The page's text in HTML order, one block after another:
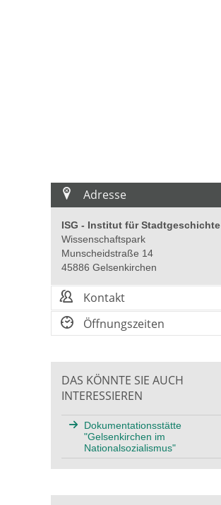
Adresse
ISG - Institut für Stadtgeschichte
Wissenschaftspark
Munscheidstraße 14
45886 Gelsenkirchen
Kontakt
Öffnungszeiten
DAS KÖNNTE SIE AUCH
INTERESSIEREN
Dokumentationsstätte
"Gelsenkirchen im
Nationalsozialismus"